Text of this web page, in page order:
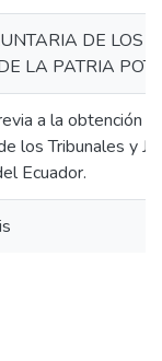
DE LOS
LA PATRIA
a la obtención
los Tribunales y
Ecuador.